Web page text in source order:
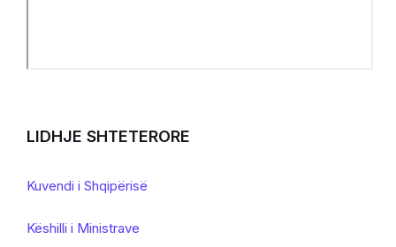
LIDHJE SHTETERORE
Kuvendi i Shqipërisë
Këshilli i Ministrave